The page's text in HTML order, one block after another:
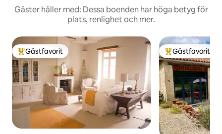
Gäster håller med: Dessa boenden har höga betyg för
plats, renlighet och mer.
Populär gästfavorit
Gästfavorit Populär
Gästfavorit